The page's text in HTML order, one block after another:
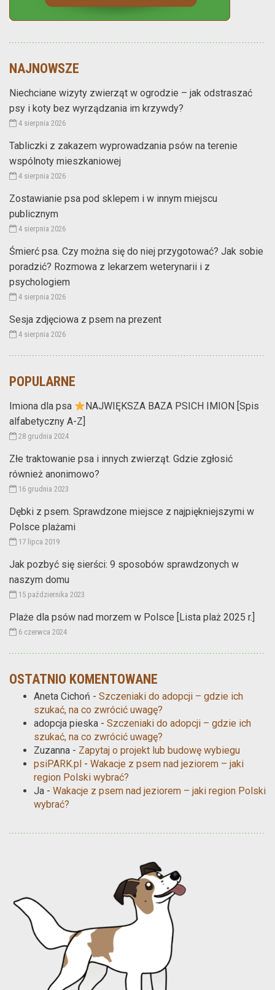
NAJNOWSZE
Niechciane wizyty zwierząt w ogrodzie – jak odstraszać
psy i koty bez wyrządzania im krzywdy?
4 sierpnia 2026
Tabliczki z zakazem wyprowadzania psów na terenie
wspólnoty mieszkaniowej
4 sierpnia 2026
Zostawianie psa pod sklepem i w innym miejscu
publicznym
4 sierpnia 2026
Śmierć psa. Czy można się do niej przygotować? Jak sobie
poradzić? Rozmowa z lekarzem weterynarii i z
psychologiem
4 sierpnia 2026
Sesja zdjęciowa z psem na prezent
4 sierpnia 2026
POPULARNE
Imiona dla psa
NAJWIĘKSZA BAZA PSICH IMION [Spis
alfabetyczny A-Z]
28 grudnia 2024
Złe traktowanie psa i innych zwierząt. Gdzie zgłosić
również anonimowo?
16 grudnia 2023
Dębki z psem. Sprawdzone miejsce z najpiękniejszymi w
Polsce plażami
17 lipca 2019
Jak pozbyć się sierści: 9 sposobów sprawdzonych w
naszym domu
15 października 2023
Plaże dla psów nad morzem w Polsce [Lista plaż 2025 r.]
6 czerwca 2024
OSTATNIO KOMENTOWANE
Aneta Cichoń - Szczeniaki do adopcji – gdzie ich
szukać, na co zwrócić uwagę?
adopcja pieska - Szczeniaki do adopcji – gdzie ich
szukać, na co zwrócić uwagę?
Zuzanna - Zapytaj o projekt lub budowę wybiegu
psiPARK.pl - Wakacje z psem nad jeziorem – jaki
region Polski wybrać?
Ja - Wakacje z psem nad jeziorem – jaki region Polski
wybrać?